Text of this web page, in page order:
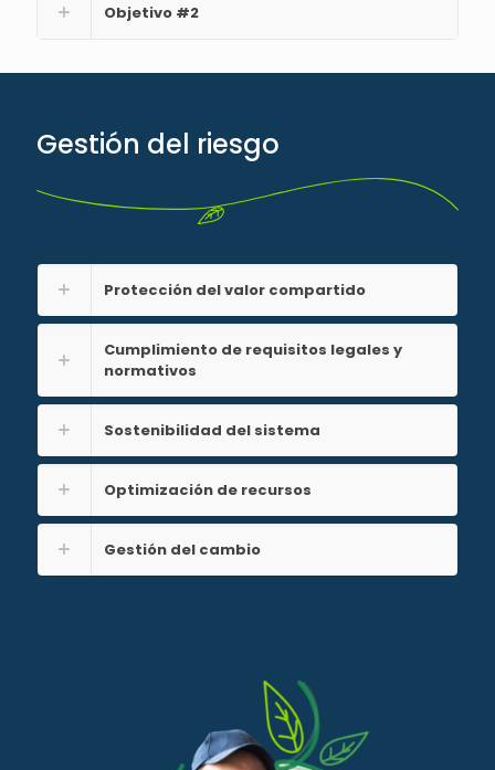
Objetivo #2
Gestión del riesgo
Protección del valor compartido
Cumplimiento de requisitos legales y
normativos
Sostenibilidad del sistema
Optimización de recursos
Gestión del cambio